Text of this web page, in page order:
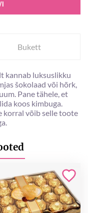
Bukett
kannab luksuslikku
šokolaad või hõrk,
Pane tähele, et
koos kimbuga.
korral võib selle toote